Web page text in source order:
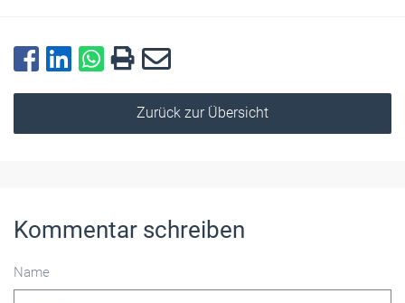
Zurück zur Übersicht
Kommentar schreiben
Name